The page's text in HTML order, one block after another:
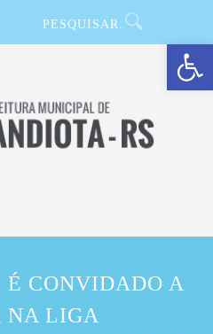
Barra de Ferramentas Aberta
É CONVIDADO A
NA LIGA